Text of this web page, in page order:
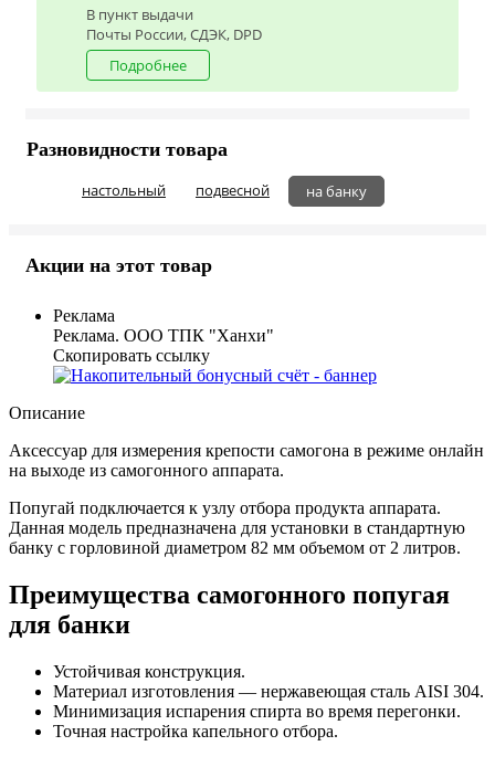
В пункт выдачи
Почты России, СДЭК, DPD
Подробнее
Разновидности товара
настольный подвесной на банку
Акции на этот товар
Реклама
Реклама. ООО ТПК "Ханхи"
Скопировать ссылку
Описание
Аксессуар для измерения крепости самогона в режиме онлайн
на выходе из самогонного аппарата.
Попугай подключается к узлу отбора продукта аппарата.
Данная модель предназначена для установки в стандартную
банку с горловиной диаметром 82 мм объемом от 2 литров.
Преимущества самогонного попугая
для банки
Устойчивая конструкция.
Материал изготовления — нержавеющая сталь AISI 304.
Минимизация испарения спирта во время перегонки.
Точная настройка капельного отбора.